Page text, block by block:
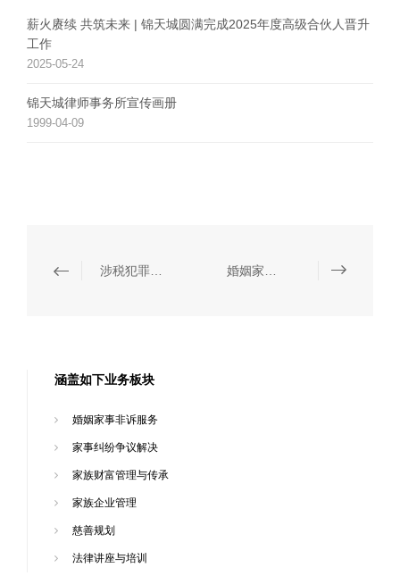
薪火赓续 共筑未来 | 锦天城圆满完成2025年度高级合伙人晋升
工作
2025-05-24
锦天城律师事务所宣传画册
1999-04-09
涵盖如下业务板块
婚姻家事非诉服务
家事纠纷争议解决
家族财富管理与传承
家族企业管理
慈善规划
法律讲座与培训